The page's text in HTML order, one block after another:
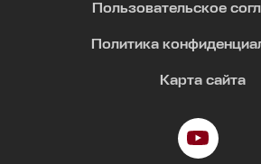
Пользовательское
Политика
Карта сайта